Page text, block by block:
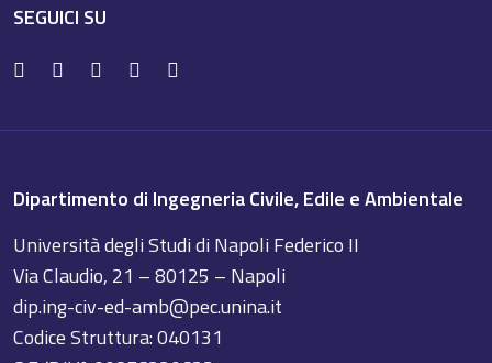
SEGUICI SU
Dipartimento di Ingegneria Civile, Edile e Ambientale
Università degli Studi di Napoli Federico II
Via Claudio, 21 – 80125 – Napoli
dip.ing-civ-ed-amb@pec.unina.it
Codice Struttura: 040131